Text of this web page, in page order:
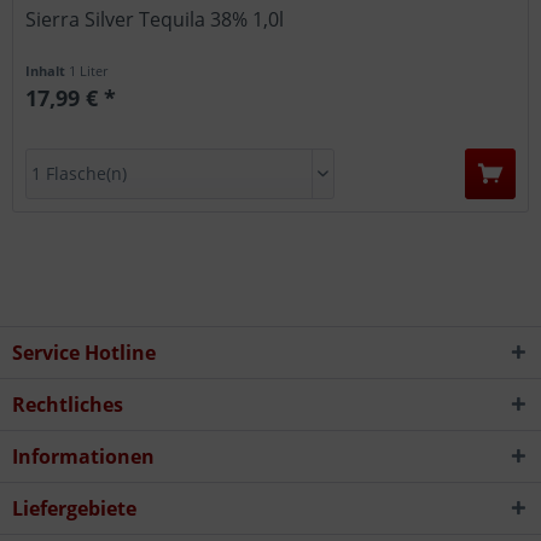
Sierra Silver Tequila 38% 1,0l
Inhalt 1 Liter
17,99 € *
Service Hotline
Rechtliches
Informationen
Liefergebiete